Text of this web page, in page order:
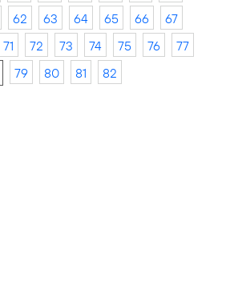
62 63 64 65 66
67
71 72 73 74 75 76
77
79 80 81 82